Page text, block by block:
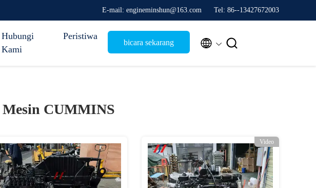
E-mail: engineminshun@163.com Tel: 86--13427672003
Hubungi
Kami
Peristiwa
bicara sekarang  
Mesin CUMMINS
Video